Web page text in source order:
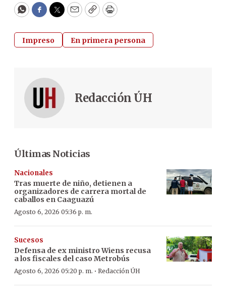
WhatsApp
Facebook
Twitter
EmailCopyPrint
Impreso En primera persona
Redacción ÚH
Últimas Noticias
Nacionales
Tras muerte de niño, detienen a
organizadores de carrera mortal de
caballos en Caaguazú
Agosto 6, 2026 05:36 p. m.
Sucesos
Defensa de ex ministro Wiens recusa
a los fiscales del caso Metrobús
Agosto 6, 2026 05:20 p. m. · Redacción ÚH